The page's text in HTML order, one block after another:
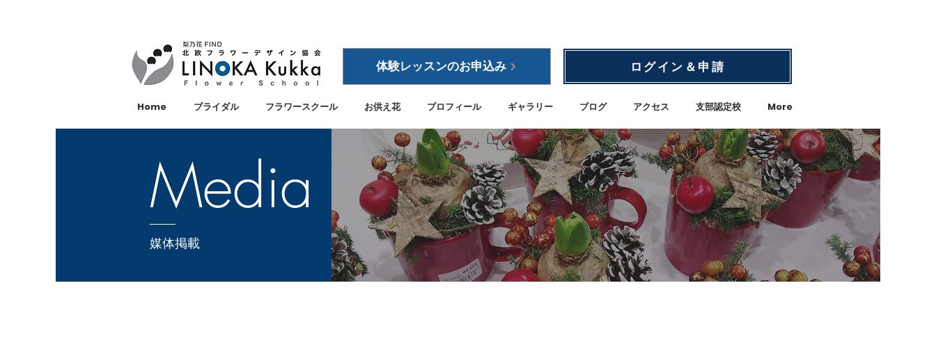
体験レッスンのお申込み ログイン＆申請
Home ブライダル フラワースクール お供え花 プロフィール ギャラリー ブログ アクセス 支部認定校 More
Media
媒体掲載